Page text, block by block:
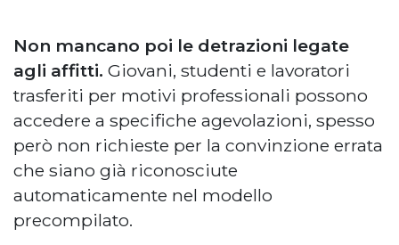
Non mancano poi le detrazioni legate
agli affitti. Giovani, studenti e lavoratori
trasferiti per motivi professionali possono
accedere a specifiche agevolazioni, spesso
però non richieste per la convinzione errata
che siano già riconosciute
automaticamente nel modello
precompilato.